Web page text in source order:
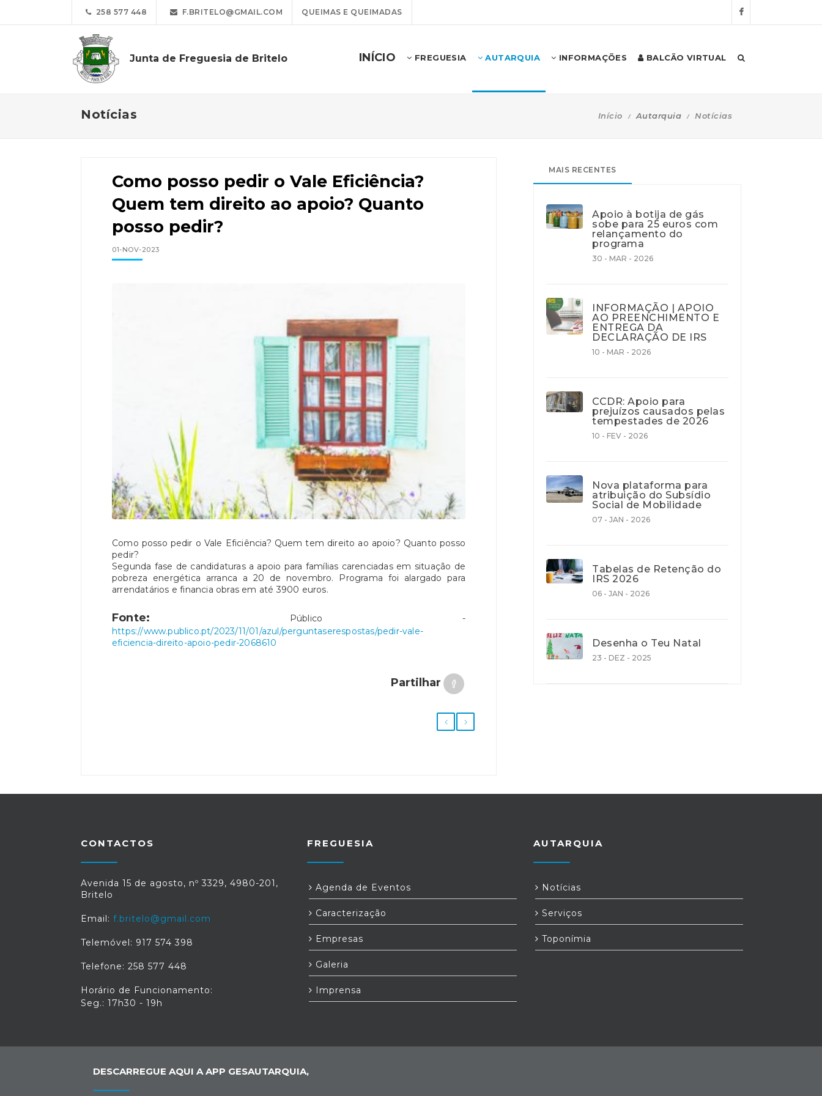
258 577 448 F.BRITELO@GMAIL.COM QUEIMAS E QUEIMADAS
Junta de Freguesia de Britelo INÍCIO FREGUESIA AUTARQUIA INFORMAÇÕES BALCÃO VIRTUAL
Notícias Início Autarquia Notícias
Como posso pedir o Vale Eficiência?
Quem tem direito ao apoio? Quanto
posso pedir?
01-NOV-2023
Como posso pedir o Vale Eficiência? Quem tem direito ao apoio? Quanto posso
pedir?
Segunda fase de candidaturas a apoio para famílias carenciadas em situação de
pobreza energética arranca a 20 de novembro. Programa foi alargado para
arrendatários e financia obras em até 3900 euros.
Fonte: Público -
https://www.publico.pt/2023/11/01/azul/perguntaserespostas/pedir-vale-
eficiencia-direito-apoio-pedir-2068610
Partilhar
MAIS RECENTES
Apoio à botija de gás
sobe para 25 euros com
relançamento do
programa
30 - MAR - 2026
INFORMAÇÃO | APOIO
AO PREENCHIMENTO E
ENTREGA DA
DECLARAÇÃO DE IRS
10 - MAR - 2026
CCDR: Apoio para
prejuízos causados pelas
tempestades de 2026
10 - FEV - 2026
Nova plataforma para
atribuição do Subsídio
Social de Mobilidade
07 - JAN - 2026
Tabelas de Retenção do
IRS 2026
06 - JAN - 2026
Desenha o Teu Natal
23 - DEZ - 2025
CONTACTOS
Avenida 15 de agosto, nº 3329, 4980-201,
Britelo
Email: f.britelo@gmail.com
Telemóvel: 917 574 398
Telefone: 258 577 448
Horário de Funcionamento:
Seg.: 17h30 - 19h
FREGUESIA
Agenda de Eventos
Caracterização
Empresas
Galeria
Imprensa
AUTARQUIA
Notícias
Serviços
Toponímia
DESCARREGUE AQUI A APP GESAUTARQUIA,